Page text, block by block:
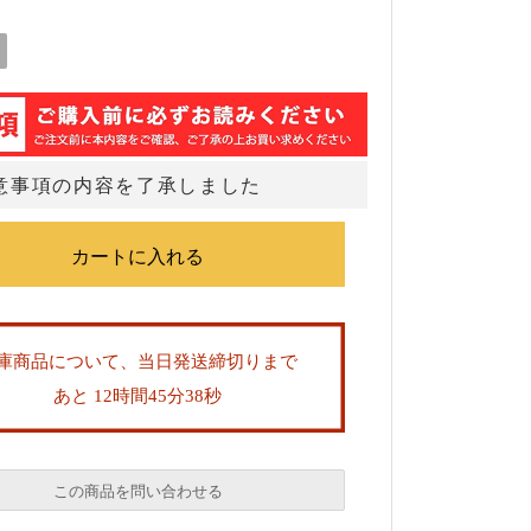
事項の内容を了承しました
商品について、当日発送締切りまで
あと 12時間45分37秒
この商品を問い合わせる